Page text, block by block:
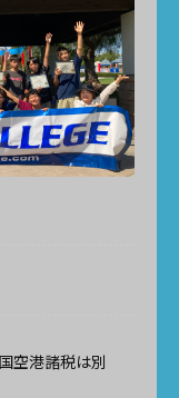
空港諸税は別